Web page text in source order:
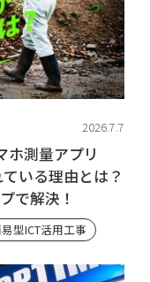
2026.7.7
ホ測量アプリ
いる理由とは？
で解決！
型ICT活用工事